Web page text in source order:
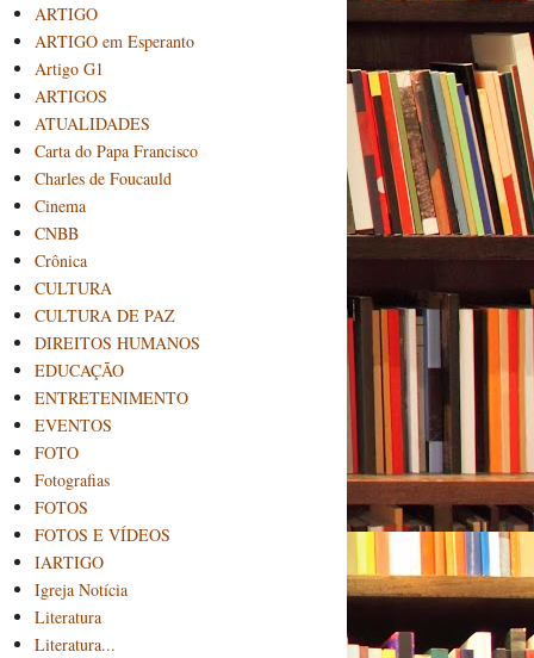
ARTIGO
ARTIGO em Esperanto
Artigo G1
ARTIGOS
ATUALIDADES
Carta do Papa Francisco
Charles de Foucauld
Cinema
CNBB
Crônica
CULTURA
CULTURA DE PAZ
DIREITOS HUMANOS
EDUCAÇÃO
ENTRETENIMENTO
EVENTOS
FOTO
Fotografias
FOTOS
FOTOS E VÍDEOS
IARTIGO
Igreja Notícia
Literatura
Literatura...